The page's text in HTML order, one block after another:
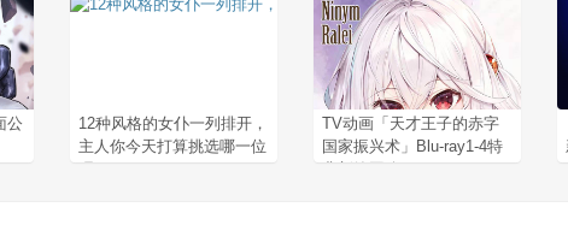
公
12种风格的女仆一列排开，
主人你今天打算挑选哪一位
TV动画「天才王子的赤字
国家振兴术」Blu-ray1-4特